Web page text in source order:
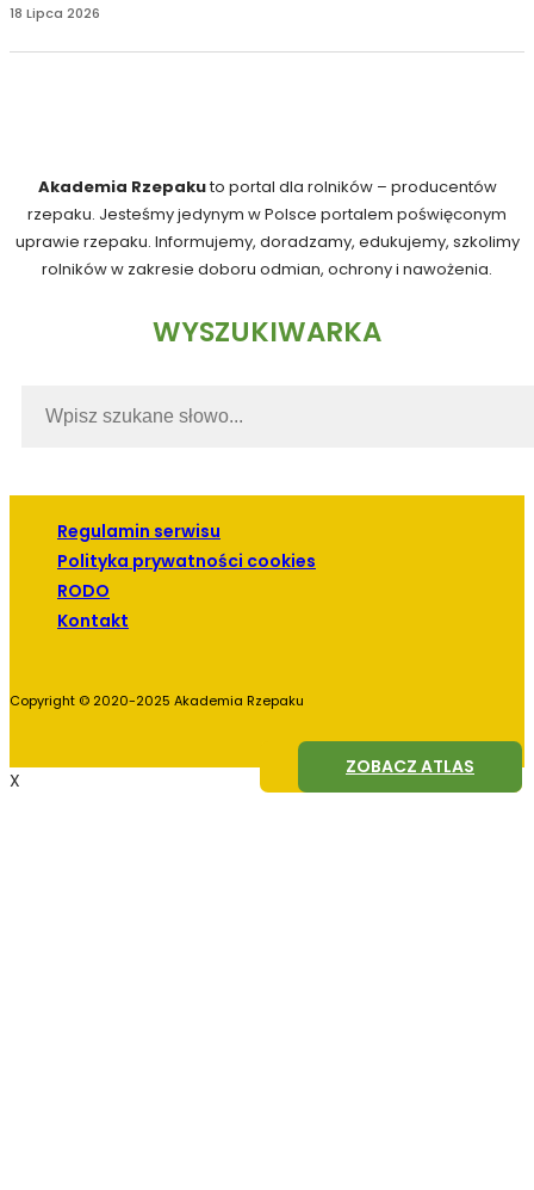
ZOBACZ AGROFAGI
ZOBACZ ATLAS
18 Lipca 2026
Akademia Rzepakuto portal dla rolników – producentów
rzepaku. Jesteśmy jedynym w Polsce portalem poświęconym
uprawie rzepaku. Informujemy, doradzamy, edukujemy, szkolimy
rolników w zakresie doboru odmian, ochrony i nawożenia.
WYSZUKIWARKA
Copyright © 2020-2025 Akademia Rzepaku
Regulamin serwisu
Polityka prywatności cookies
RODO
Kontakt
X